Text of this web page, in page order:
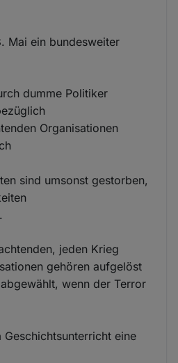
Mai ein bundesweiter
dumme Politiker
Organisationen
sind umsonst gestorben,
jeden Krieg
gehören aufgelöst
wenn der Terror
eine